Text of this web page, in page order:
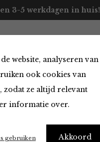
website, analyseren van
ook cookies van
zodat ze altijd relevant
informatie over.
Akkoord
gebruiken
3-5 werkdagen in huis!
Contact